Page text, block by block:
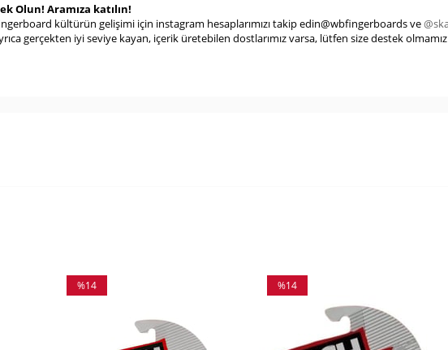
Olun! Aramıza katılın!
kültürün gelişimi için instagram hesaplarımızı takip edin@wbfingerboards ve
gerçekten iyi seviye kayan, içerik üretebilen dostlarımız varsa, lütfen size destek olmamız
%14
%14